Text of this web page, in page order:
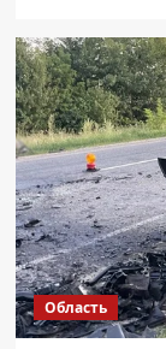
Область